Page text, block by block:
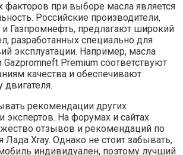
при выборе масла является
Российские производители,
и Газпромнефть, предлагают широкий
разработанных специально для
эксплуатации. Например, масла
Gazpromneft Premium соответствуют
качества и обеспечивают
рекомендации других
экспертов. На форумах и сайтах
отзывов и рекомендаций по
Xray. Однако не стоит забывать,
индивидуален, поэтому лучший